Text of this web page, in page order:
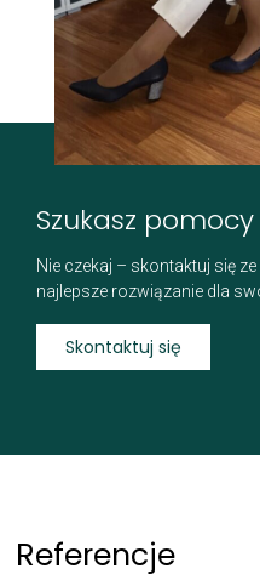
Szukasz
Nie czekaj – skontaktuj się
najlepsze rozwiązanie dla
Skontaktuj się
Referencje